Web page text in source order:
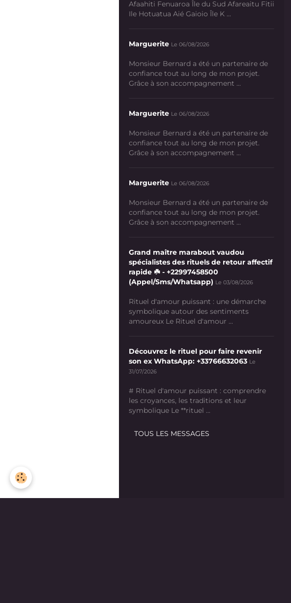
Afaahiti Fenuaroa Île du Sud Afareaitu Fitii
Ile Hotuatua Aié Gaioio Île K ...
Marguerite Le 06/08/2026
Monsieur Bernard a été un partenaire de
confiance tout au long de mon projet.
Grâce à son accompagnement ...
Marguerite Le 06/08/2026
Monsieur Bernard a été un partenaire de
confiance tout au long de mon projet.
Grâce à son accompagnement ...
Marguerite Le 06/08/2026
Monsieur Bernard a été un partenaire de
confiance tout au long de mon projet.
Grâce à son accompagnement ...
Grand maître marabout vaudou
spécialistes des rituels de retour affectif
rapide ☘️ - +22997458500
(Appel/Sms/Whatsapp) Le 03/08/2026
Rituel d'amour puissant : une démarche
symbolique autour des sentiments
amoureux Le Rituel d'amour ...
Découvrez le rituel pour faire revenir
son ex WhatsApp: +33766632063 Le
31/07/2026
# Rituel d'amour puissant : comprendre
les croyances, les traditions et leur
symbolique Le **rituel ...
TOUS LES MESSAGES